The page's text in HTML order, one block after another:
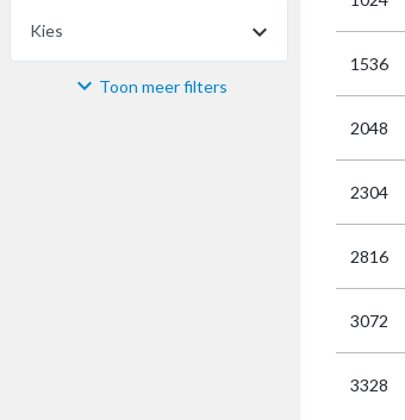
Kies
Materiaal Toon meer filters
1536
2048
2304
2816
3072
3328